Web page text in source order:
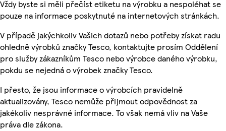
Vždy byste si měli přečíst etiketu na výrobku a nespoléhat se
pouze na informace poskytnuté na internetových stránkách.
V případě jakýchkoliv Vašich dotazů nebo potřeby získat radu
ohledně výrobků značky Tesco, kontaktujte prosím Oddělení
pro služby zákazníkům Tesco nebo výrobce daného výrobku,
pokdu se nejedná o výrobek značky Tesco.
I přesto, že jsou informace o výrobcích pravidelně
aktualizovány, Tesco nemůže přijmout odpovědnost za
jakékoliv nesprávné informace. To však nemá vliv na Vaše
práva dle zákona.